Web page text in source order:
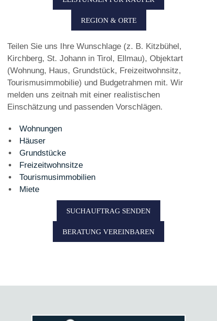
REGION & ORTE
Teilen Sie uns Ihre Wunschlage (z. B. Kitzbühel,
Kirchberg, St. Johann in Tirol, Ellmau), Objektart
(Wohnung, Haus, Grundstück, Freizeitwohnsitz,
Tourismusimmobilie) und Budgetrahmen mit. Wir
melden uns zeitnah mit einer realistischen
Einschätzung und passenden Vorschlägen.
Wohnungen
Häuser
Grundstücke
Freizeitwohnsitze
Tourismusimmobilien
Miete
SUCHAUFTRAG SENDEN
BERATUNG VEREINBAREN